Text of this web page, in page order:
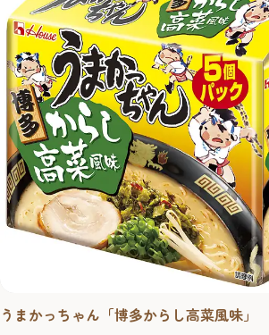
うまかっちゃん「博多からし高菜風味」